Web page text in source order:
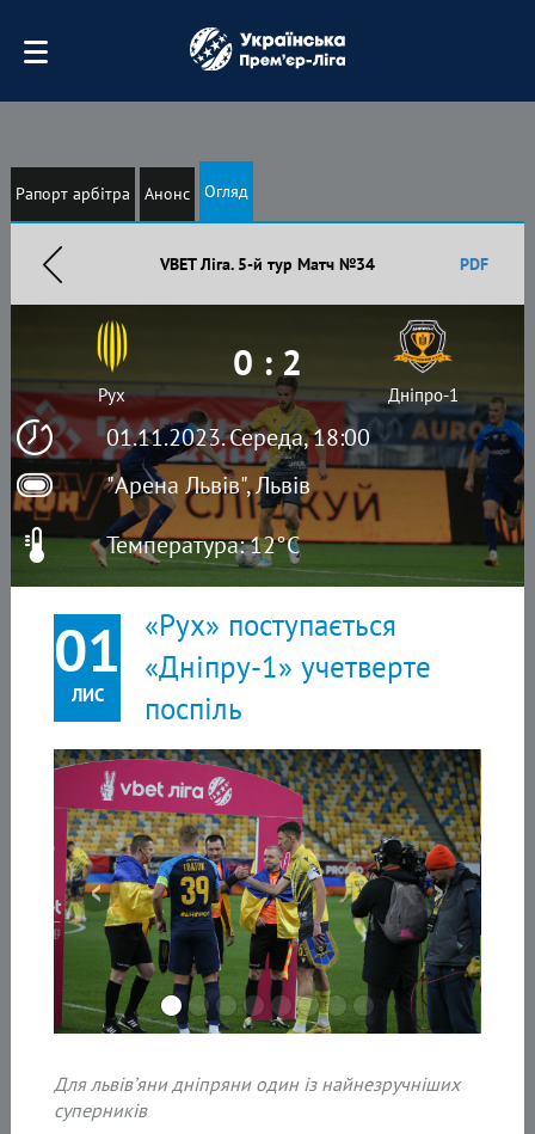
Рапорт арбітра Анонс Огляд
VBET Ліга. 5-й тур Матч №34 PDF
01.11.2023. Середа, 18:00
"Арена Львів", Львів
Рух
0 : 2
Дніпро-1
Температура: 12°C
01
ЛИС
«Рух» поступається
«Дніпру-1» учетверте
поспіль
‹ ›
Для львів’яни дніпряни один із найнезручніших
суперників